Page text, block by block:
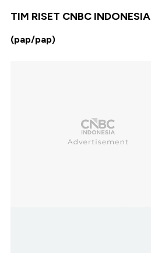
TIM RISET CNBC INDONESIA
(pap/pap)